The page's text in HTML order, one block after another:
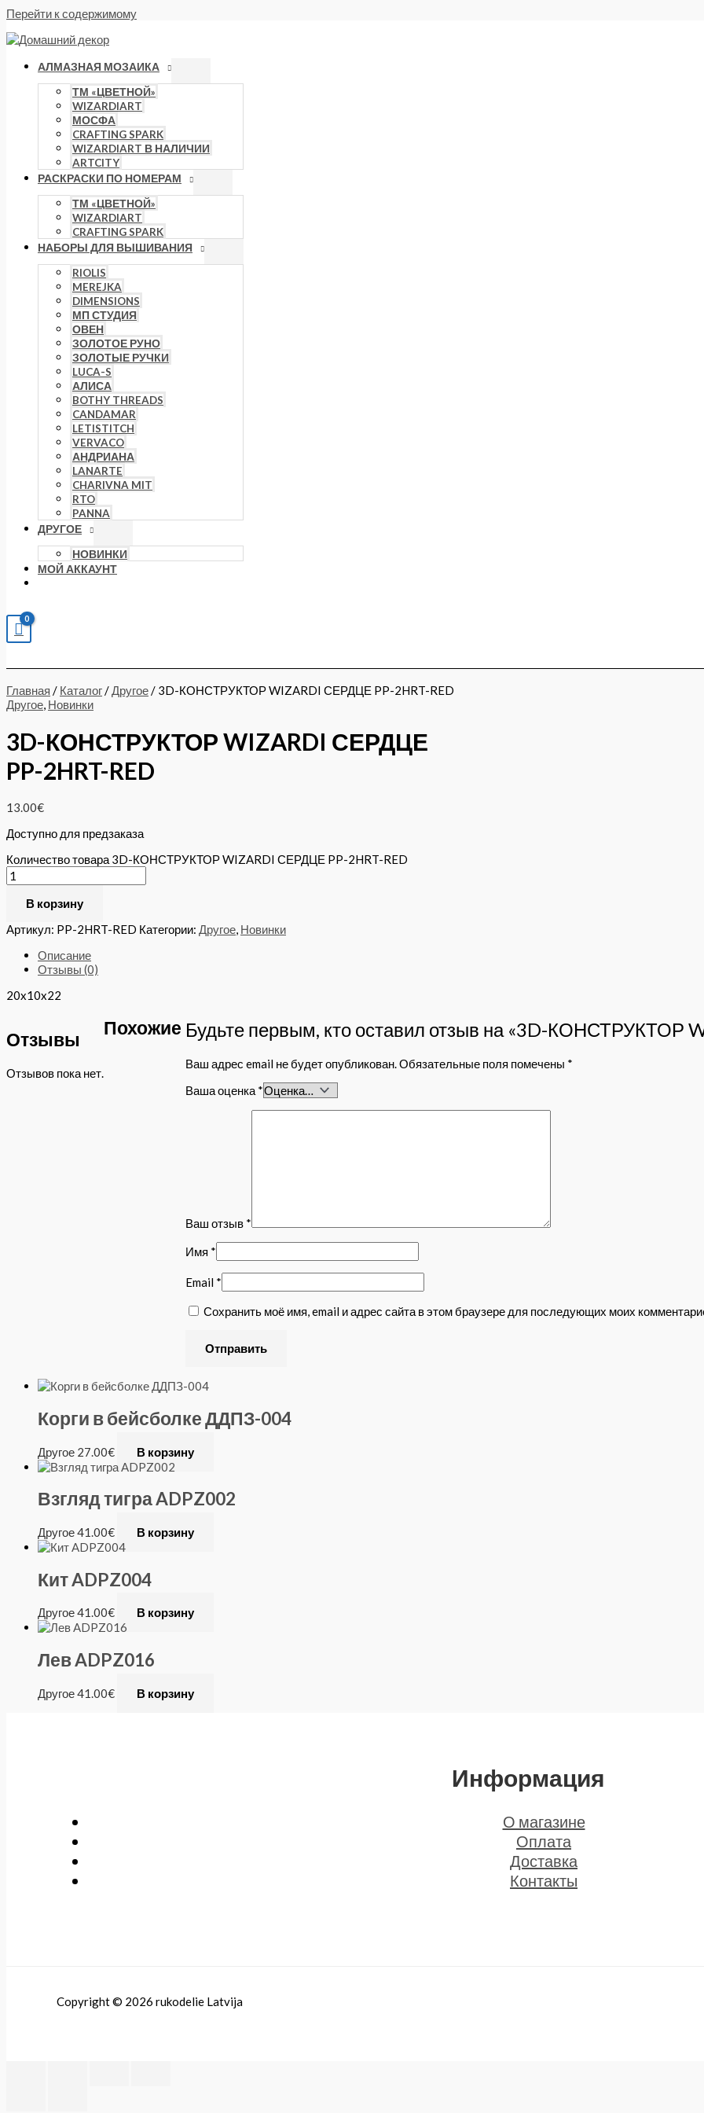
Перейти к содержимому
АЛМАЗНАЯ МОЗАИКА
ТМ «ЦВЕТНОЙ»
WIZARDIART
МОСФА
CRAFTING SPARK
WIZARDIART В НАЛИЧИИ
ARTCITY
РАСКРАСКИ ПО НОМЕРАМ
ТМ «ЦВЕТНОЙ»
WIZARDIART
CRAFTING SPARK
НАБОРЫ ДЛЯ ВЫШИВАНИЯ
RIOLIS
MEREJKA
DIMENSIONS
МП СТУДИЯ
ОВЕН
ЗОЛОТОЕ РУНО
ЗОЛОТЫЕ РУЧКИ
LUCA-S
АЛИСА
BOTHY THREADS
CANDAMAR
LETISTITCH
VERVACO
АНДРИАНА
LANARTE
CHARIVNA MIT
RTO
PANNA
ДРУГОЕ
НОВИНКИ
МОЙ АККАУНТ
Главная / Каталог/Другое/ 3D-КОНСТРУКТОР WIZARDI СЕРДЦЕ PP-2HRT-RED
Другое, Новинки
3D-КОНСТРУКТОР WIZARDI СЕРДЦЕ
PP-2HRT-RED
13.00€
Доступно для предзаказа
Количество товара 3D-КОНСТРУКТОР WIZARDI СЕРДЦЕ PP-2HRT-RED
В корзину
Артикул: PP-2HRT-RED Категории: Другое, Новинки
Описание
Отзывы (0)
20x10x22
Отзывы
Отзывов пока нет.
Будьте первым, кто оставил отзыв на «3D-КОНСТРУКТОР
Ваш адрес email не будет опубликован.Обязательные поля помечены *
Ваша оценка *
Ваш отзыв *
Имя *
Email *
Сохранить моё имя, email и адрес сайта в этом браузере для последующих моих
Похожие
Корги в бейсболке ДДПЗ-004
Другое 27.00€ В корзину
Взгляд тигра ADPZ002
Другое41.00€ В корзину
Кит ADPZ004
Другое41.00€ В корзину
Лев ADPZ016
Другое41.00€ В корзину
Информация
О магазине
Оплата
Доставка
Контакты
Copyright © 2026 rukodelie Latvija